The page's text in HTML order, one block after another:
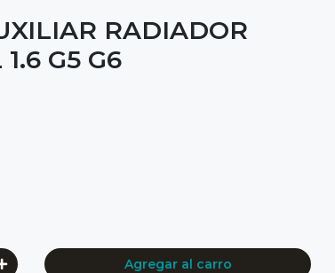
RADIADOR
G5 G6
Agregar al carro